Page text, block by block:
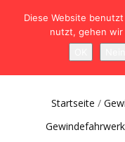
Startseite /
Diese Website
nutzt, gehen wir